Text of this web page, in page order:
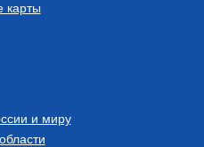
карты
и миру